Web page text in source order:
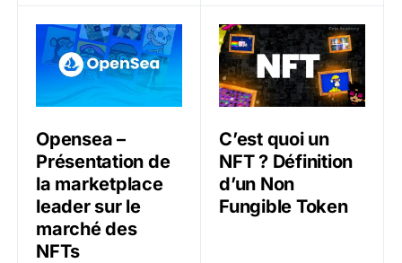
Opensea – Présentation de la marketplace leader sur
Opensea –
Présentation de
la marketplace
leader sur le
marché des
NFTs
C’est quoi un NFT ?
C’est quoi un
NFT ? Définition
d’un Non
Fungible Token